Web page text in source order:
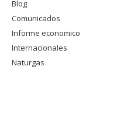
Blog
Comunicados
Informe economico
Internacionales
Naturgas